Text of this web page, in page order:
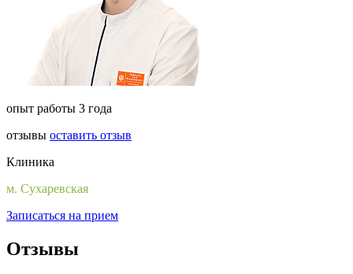
опыт работы 3 года
отзывы оставить отзыв
Клиника
м. Сухаревская
Записаться на прием
Отзывы